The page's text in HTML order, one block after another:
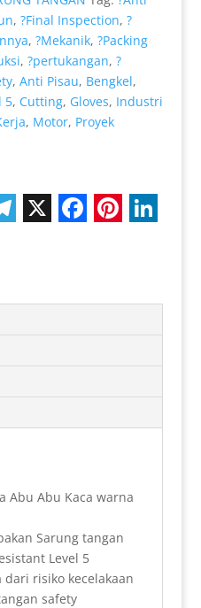
, ?Final Inspection, ?
, ?Mekanik, ?Packing
, ?pertukangan, ?
, Anti Pisau, Bengkel,
5, Cutting, Gloves, Industri
, Motor, Proyek
o
o
k
r
e
s
d
I
n
Abu Abu Kaca warna
Sarung tangan
Level 5
risiko kecelakaan
safety